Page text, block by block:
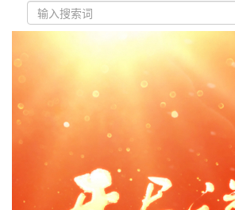
中国工信部：加快培育绿
瑞隆安书苑|《最重要的
下一步稳就业，这四方面
北农师生用心用情上好乡
全国人大常委会副委员长
习近平在贵州考察时强调